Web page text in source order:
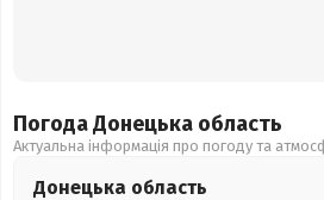
Погода Донецька область
Актуальна інформація про погоду та
Донецька область